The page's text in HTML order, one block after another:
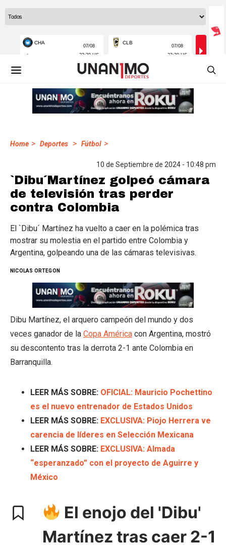
Home > Deportes > Fútbol >
10 de Septiembre de 2024 - 10:48 pm
`Dibu´Martínez golpeó cámara
de televisión tras perder
contra Colombia
El `Dibu´ Martínez ha vuelto a caer en la polémica tras
mostrar su molestia en el partido entre Colombia y
Argentina, golpeando una de las cámaras televisivas.
NICOLAS ORTEGON
Dibu Martínez, el arquero campeón del mundo y dos
veces ganador de la Copa América con Argentina, mostró
su descontento tras la derrota 2-1 ante Colombia en
Barranquilla.
LEER MÁS SOBRE: OFICIAL: Mauricio Pochettino
es el nuevo entrenador de Estados Unidos
LEER MÁS SOBRE: EXCLUSIVA: Piojo Herrera ve
carencia de líderes en Selección Mexicana
LEER MÁS SOBRE: EXCLUSIVA: Almada
“esperanzado” con el proyecto de Aguirre y
México
El enojo del 'Dibu'
Martínez tras caer 2-1